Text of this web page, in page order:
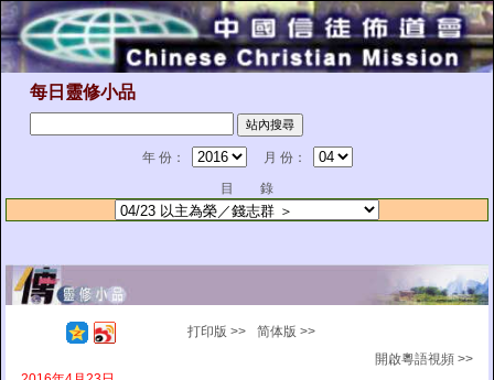
每日靈修小品
年 份：
月 份：
目 錄
打印版 >>
简体版 >>
開啟粵語視頻 >>